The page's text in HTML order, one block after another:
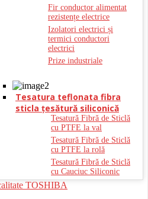
Fir conductor alimentat
rezistențe electrice
Izolatori electrici și
termici conductori
electrici
Prize industriale
Tesatura teflonata fibra
sticla ţesătură siliconică
Tesatură Fibră de Sticlă
cu PTFE la val
Tesatură Fibră de Sticlă
cu PTFE la rolă
Tesatură Fibră de Sticlă
cu Cauciuc Siliconic
TOSHIBA